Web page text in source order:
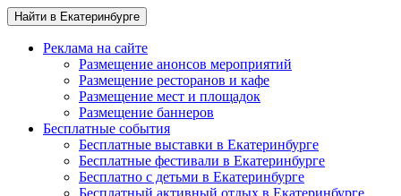
Найти в Екатеринбурге
Реклама на сайте
Размещение анонсов мероприятий
Размещение ресторанов и кафе
Размещение мест и площадок
Размещение баннеров
Бесплатные события
Бесплатные выставки в Екатеринбурге
Бесплатные фестивали в Екатеринбурге
Бесплатно с детьми в Екатеринбурге
Бесплатный активный отдых в Екатеринбурге